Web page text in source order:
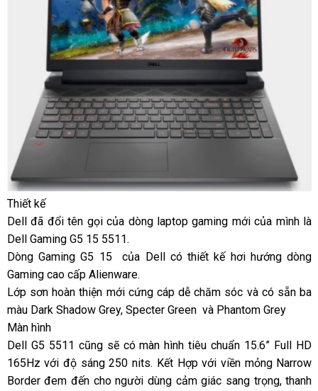
Thiết kế
Dell đã đổi tên gọi của dòng laptop gaming mới của mình là
Dell Gaming G5 15 5511.
Dòng Gaming G5 15 của Dell có thiết kế hơi hướng dòng
Gaming cao cấp Alienware.
Lớp sơn hoàn thiện mới cứng cáp dễ chăm sóc và có sẵn ba
màu Dark Shadow Grey, Specter Green và Phantom Grey
Màn hình
Dell G5 5511 cũng sẽ có màn hình tiêu chuẩn 15.6” Full HD
165Hz với độ sáng 250 nits. Kết Hợp với viền mỏng Narrow
Border đem đến cho người dùng cảm giác sang trọng, thanh